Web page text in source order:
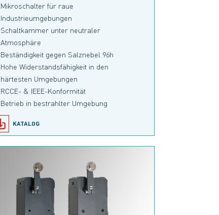
Mikroschalter für raue
Industrieumgebungen
Schaltkammer unter neutraler
Atmosphäre
Beständigkeit gegen Salznebel 96h
Hohe Widerstandsfähigkeit in den
härtesten Umgebungen
RCCE- & IEEE-Konformität
Betrieb in bestrahlter Umgebung
KATALOG